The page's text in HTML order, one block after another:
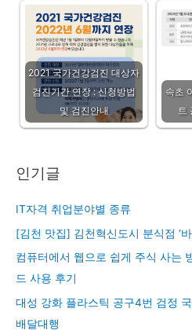
2021 국가건강검진 대상자
검진기간 연장 : 신청방법
및 검진안내
속초
트
인기글
IT자격 취업분야별 종류
[김천 맛집] 김천혁신도시 분식점 ‘
컴퓨터에서 웹으로 쉽게 주식 사는
드 사용 후기
대성 강화 플라스틱 공구4번 검정
배달대행